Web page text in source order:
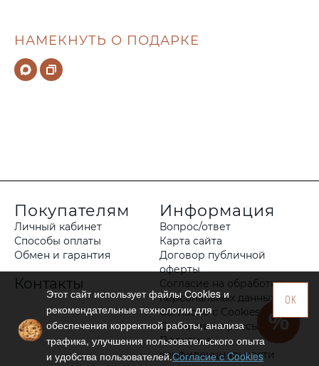
НАМЕКНУТЬ О ПОДАРКЕ
Покупателям
Личный кабинет
Способы оплаты
Обмен и гарантия
Контакты
Информация
Вопрос/ответ
Карта сайта
Договор публичной
оферты
Согласие на обработку
персональных данных
Согласие с Cookies
Согласие на рассылку
Политика
конфиденциальности
OK
Этот сайт использует файлы Сookies и
рекомендательные технологии для
обеспечения корректной работы, анализа
трафика, улучшения пользовательского опыта
и удобства пользователей.Согласие с Cookies